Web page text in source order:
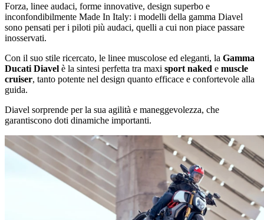
Forza, linee audaci, forme innovative, design superbo e
inconfondibilmente Made In Italy: i modelli della gamma Diavel
sono pensati per i piloti più audaci, quelli a cui non piace passare
inosservati.
Con il suo stile ricercato, le linee muscolose ed eleganti, la Gamma
Ducati Diavel è la sintesi perfetta tra maxi sport naked e muscle
cruiser, tanto potente nel design quanto efficace e confortevole alla
guida.
Diavel sorprende per la sua agilità e maneggevolezza, che
garantiscono doti dinamiche importanti.